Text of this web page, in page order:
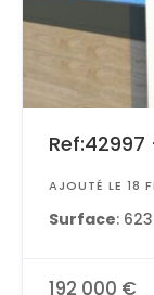
AJOUTÉ LE 18
Surface:
192 000 €